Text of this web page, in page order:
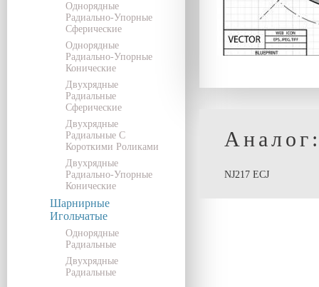
Однорядные
Радиально-Упорные
Сферические
Однорядные
Радиально-Упорные
Конические
Двухрядные
Радиальные
Сферические
Двухрядные
Радиальные С
Короткими Роликами
Двухрядные
Радиально-Упорные
Конические
Шарнирные
Игольчатые
Однорядные
Радиальные
Двухрядные
Радиальные
NJ217 ECJ